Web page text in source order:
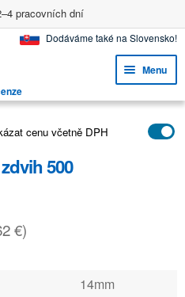
pracovních dní
Dodáváme také na Slovensko!
Menu
menu
cenu včetně DPH
500
€)
14mm